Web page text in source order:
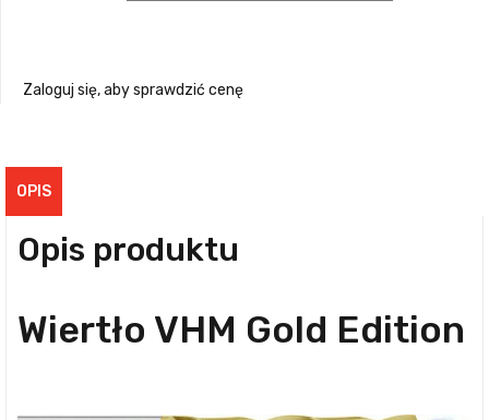
Zaloguj się, aby sprawdzić cenę
OPIS
Opis produktu
Wiertło VHM Gold Edition